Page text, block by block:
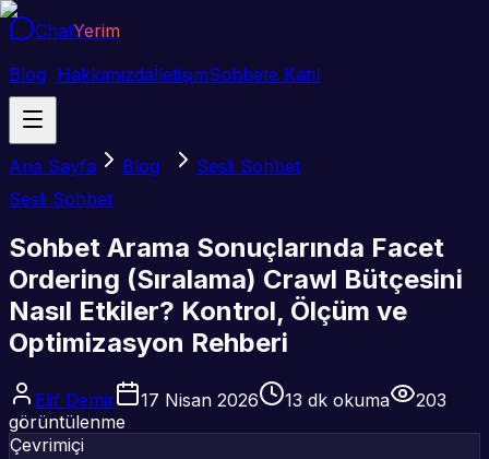
ChatYerim
Blog HakkımızdaİletişimSohbete Katıl
Ana Sayfa Blog
Sesli Sohbet
Sesli Sohbet
Sohbet Arama Sonuçlarında Facet
Ordering (Sıralama) Crawl Bütçesini
Nasıl Etkiler? Kontrol, Ölçüm ve
Optimizasyon Rehberi
Elif Demir 17 Nisan 2026 13 dk okuma
203
görüntülenme
Çevrimiçi